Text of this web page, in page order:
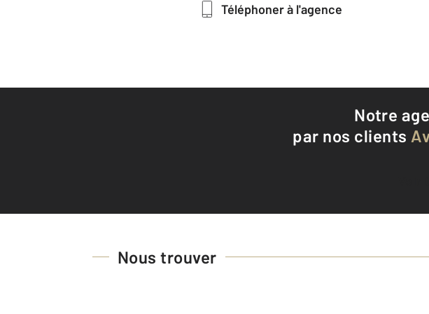
Téléphoner à l'agence
Notre
par nos clients
Nous trouver